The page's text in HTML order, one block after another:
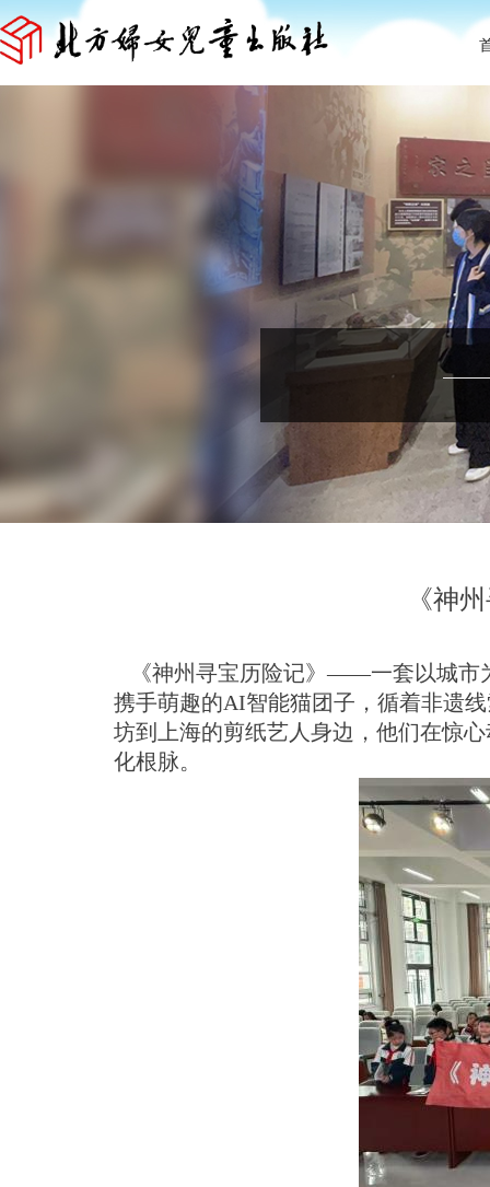
《神
《神州寻宝历险记》——一套以城市
携手萌趣的AI智能猫团子，循着非遗
坊到上海的剪纸艺人身边，他们在惊
化根脉。